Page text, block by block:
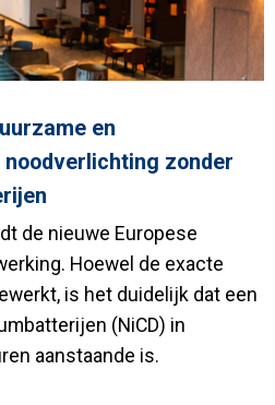
en
zonder
de nieuwe Europese
Hoewel de exacte
is het duidelijk dat een
(NiCD) in
aanstaande is.